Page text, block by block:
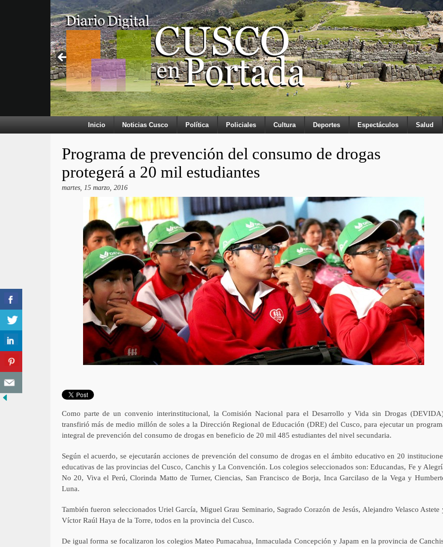
Inicio Noticias Cusco Política Policiales Cultura Deportes Espectáculos Salud
Programa de prevención del consumo de drogas
protegerá a 20 mil estudiantes
martes, 15 marzo, 2016
Como parte de un convenio interinstitucional, la Comisión Nacional para el Desarrollo y Vida sin Drogas
transfirió más de medio millón de soles a la Dirección Regional de Educación (DRE) del Cusco, para ejecutar un
integral de prevención del consumo de drogas en beneficio de 20 mil 485 estudiantes del nivel secundaria.
Según el acuerdo, se ejecutarán acciones de prevención del consumo de drogas en el ámbito educativo en 20
educativas de las provincias del Cusco, Canchis y La Convención. Los colegios seleccionados son: Educandas, Fe y
No 20, Viva el Perú, Clorinda Matto de Turner, Ciencias, San Francisco de Borja, Inca Garcilaso de la Vega y
Luna.
También fueron seleccionados Uriel García, Miguel Grau Seminario, Sagrado Corazón de Jesús, Alejandro Velasco Astete
Víctor Raúl Haya de la Torre, todos en la provincia del Cusco.
De igual forma se focalizaron los colegios Mateo Pumacahua, Inmaculada Concepción y Japam en la provincia de